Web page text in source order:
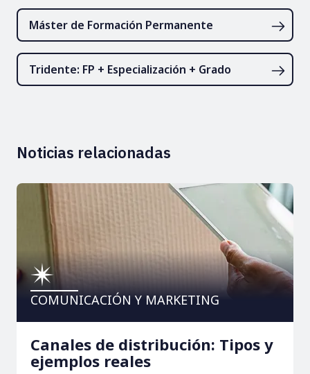
Máster de Formación Permanente
Tridente: FP + Especialización + Grado
Noticias relacionadas
COMUNICACIÓN Y MARKETING
Canales de distribución: Tipos y
ejemplos reales